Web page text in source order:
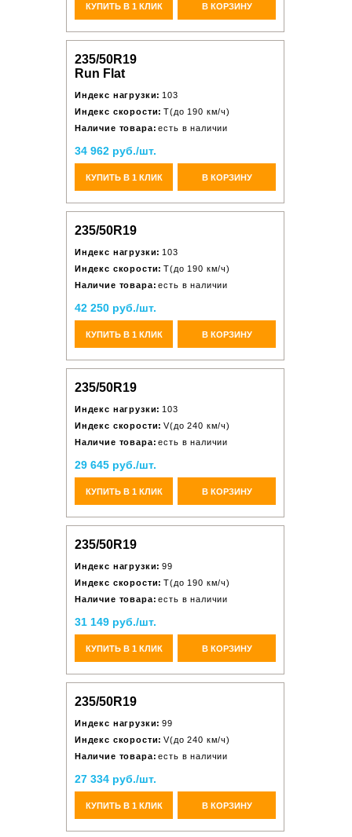
КУПИТЬ В 1 КЛИК В КОРЗИНУ
235/50R19
Run Flat
Индекс нагрузки: 103
Индекс скорости: T(до 190 км/ч)
Наличие товара: есть в наличии
34 962 руб./шт.
КУПИТЬ В 1 КЛИК В КОРЗИНУ
235/50R19
Индекс нагрузки: 103
Индекс скорости: T(до 190 км/ч)
Наличие товара: есть в наличии
42 250 руб./шт.
КУПИТЬ В 1 КЛИК В КОРЗИНУ
235/50R19
Индекс нагрузки: 103
Индекс скорости: V(до 240 км/ч)
Наличие товара: есть в наличии
29 645 руб./шт.
КУПИТЬ В 1 КЛИК В КОРЗИНУ
235/50R19
Индекс нагрузки: 99
Индекс скорости: T(до 190 км/ч)
Наличие товара: есть в наличии
31 149 руб./шт.
КУПИТЬ В 1 КЛИК В КОРЗИНУ
235/50R19
Индекс нагрузки: 99
Индекс скорости: V(до 240 км/ч)
Наличие товара: есть в наличии
27 334 руб./шт.
КУПИТЬ В 1 КЛИК В КОРЗИНУ